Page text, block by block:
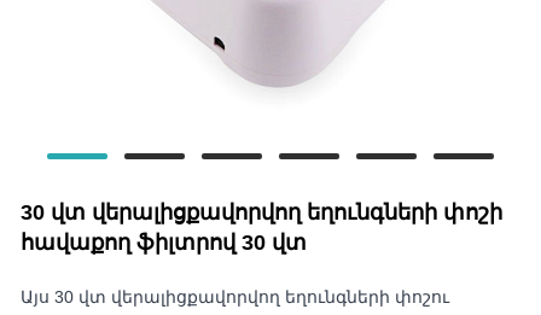
30 վտ վերալիցքավորվող եղունգների փոշի
հավաքող ֆիլտրով 30 վտ
Այս 30 վտ վերալիցքավորվող եղունգների փոշու